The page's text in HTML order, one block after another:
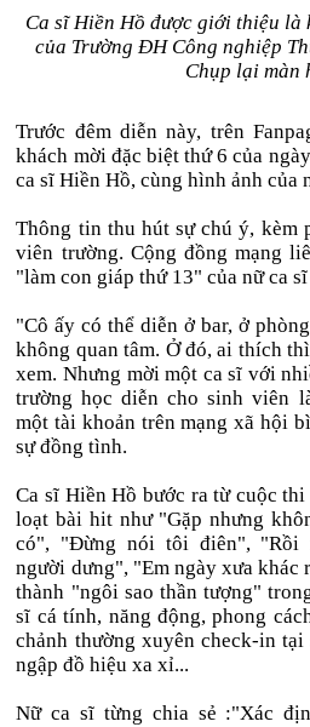
Ca sĩ Hiền Hồ được giới thiệu là
của Trường ĐH Công nghiệp
Chụp lại màn
Trước đêm diễn này, trên
khách mời đặc biệt thứ 6 của
ca sĩ Hiền Hồ, cùng hình ảnh của
Thông tin thu hút sự chú ý, kèm
viên trường. Cộng đồng mạng
"làm con giáp thứ 13" của nữ ca
"Cô ấy có thể diễn ở bar, ở
không quan tâm. Ở đó, ai thích
xem. Nhưng mời một ca sĩ với
trường học diễn cho sinh viên
một tài khoản trên mạng xã hội
sự đồng tình.
Ca sĩ Hiền Hồ bước ra từ cuộc
loạt bài hit như "Gặp nhưng
có", "Đừng nói tôi điên", "Rồi
người dưng", "Em ngày xưa khác
thành "ngôi sao thần tượng"
sĩ cá tính, năng động, phong
chảnh thường xuyên check-in
ngập đồ hiệu xa xỉ...
Nữ ca sĩ từng chia sẻ :"Xác